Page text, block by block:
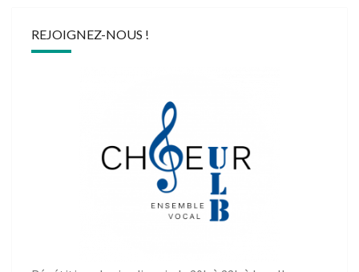
REJOIGNEZ-NOUS !